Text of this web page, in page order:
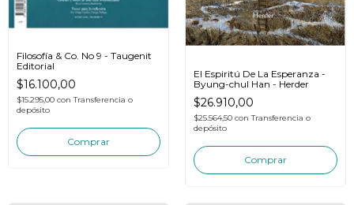
Filosofía & Co. No 9 - Taugenit
Editorial
$16.100,00
$15.295,00 con Transferencia o
depósito
El Espiritú De La Esperanza -
Byung-chul Han - Herder
$26.910,00
$25.564,50 con Transferencia o
depósito